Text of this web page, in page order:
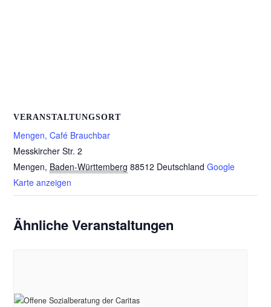
VERANSTALTUNGSORT
Mengen, Café Brauchbar
Messkircher Str. 2
Mengen, Baden-Württemberg 88512 Deutschland Google
Karte anzeigen
Ähnliche Veranstaltungen